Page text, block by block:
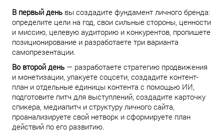
В первый день вы создадите фундамент личного бренда:
определите цели на год, свои сильные стороны, ценности
и миссию, целевую аудиторию и конкурентов, пропишете
позиционирование и разработаете три варианта
самопрезентации.
Во второй день — разработаете стратегию продвижения
и монетизации, упакуете соцсети, создадите контент-
план и отдельные единицы контента с помощью ИИ,
подготовите питч для выступлений, создадите карточку
спикера, медиапитч и структуру личного сайта,
проанализируете свой нетворк и сформируете план
действий по его развитию.